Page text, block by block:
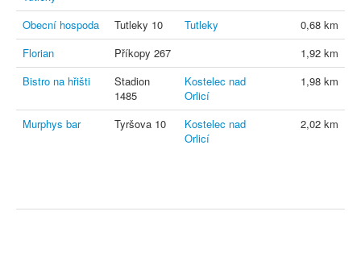
Obecní hospoda Tutleky 10 Tutleky
0,68 km
Florian
Příkopy 267
1,92 km
Bistro na hřišti
Stadion
1485
Kostelec nad
Orlicí
1,98 km
Murphys bar Tyršova 10
Kostelec nad
Orlicí
2,02 km